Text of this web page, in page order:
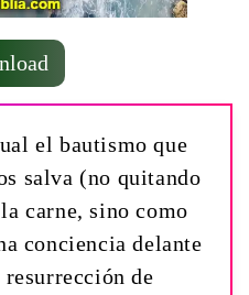
el bautismo que
salva (no quitando
carne, sino como
conciencia delante
de